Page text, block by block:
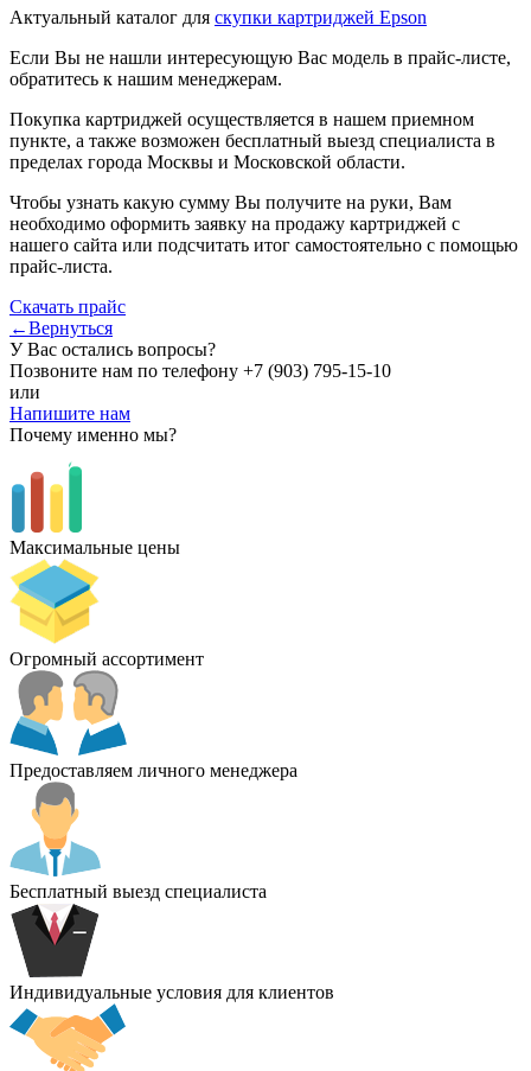
Актуальный каталог для скупки картриджей Epson
Если Вы не нашли интересующую Вас модель в прайс-листе,
обратитесь к нашим менеджерам.
Покупка картриджей осуществляется в нашем приемном
пункте, а также возможен бесплатный выезд специалиста в
пределах города Москвы и Московской области.
Чтобы узнать какую сумму Вы получите на руки, Вам
необходимо оформить заявку на продажу картриджей с
нашего сайта или подсчитать итог самостоятельно с помощью
прайс-листа.
Скачать прайс
←Вернуться
У Вас остались вопросы?
Позвоните нам по телефону +7 (903) 795-15-10
или
Напишите нам
Почему именно мы?
Максимальные цены
Огромный ассортимент
Предоставляем личного менеджера
Бесплатный выезд специалиста
Индивидуальные условия для клиентов